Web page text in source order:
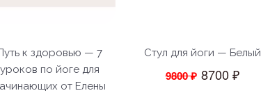
к здоровью — 7
уроков по йоге для
от Елены
Стул для йоги — Белый
9800 ₽ 8700 ₽